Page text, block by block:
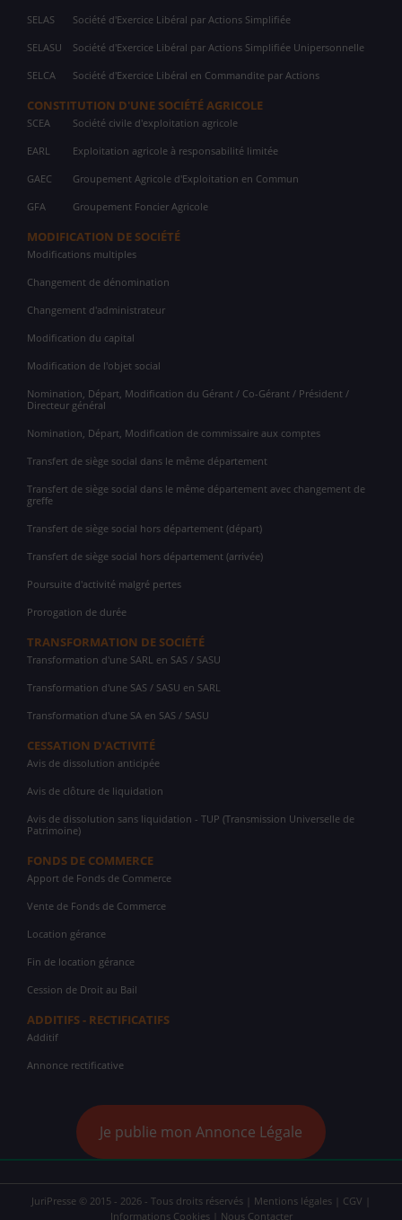
SELAS Société d'Exercice Libéral par Actions Simplifiée
SELASU Société d'Exercice Libéral par Actions Simplifiée Unipersonnelle
SELCA Société d'Exercice Libéral en Commandite par Actions
CONSTITUTION D'UNE SOCIÉTÉ AGRICOLE
SCEA Société civile d'exploitation agricole
EARL Exploitation agricole à responsabilité limitée
GAEC Groupement Agricole d'Exploitation en Commun
GFA Groupement Foncier Agricole
MODIFICATION DE SOCIÉTÉ
Modifications multiples
Changement de dénomination
Changement d'administrateur
Modification du capital
Modification de l'objet social
Nomination, Départ, Modification du Gérant / Co-Gérant / Président /
Directeur général
Nomination, Départ, Modification de commissaire aux comptes
Transfert de siège social dans le même département
Transfert de siège social dans le même département avec changement de
greffe
Transfert de siège social hors département (départ)
Transfert de siège social hors département (arrivée)
Poursuite d'activité malgré pertes
Prorogation de durée
TRANSFORMATION DE SOCIÉTÉ
Transformation d'une SARL en SAS / SASU
Transformation d'une SAS / SASU en SARL
Transformation d'une SA en SAS / SASU
CESSATION D'ACTIVITÉ
Avis de dissolution anticipée
Avis de clôture de liquidation
Avis de dissolution sans liquidation - TUP (Transmission Universelle de
Patrimoine)
FONDS DE COMMERCE
Apport de Fonds de Commerce
Vente de Fonds de Commerce
Location gérance
Fin de location gérance
Cession de Droit au Bail
ADDITIFS - RECTIFICATIFS
Additif
Annonce rectificative
Je publie mon Annonce Légale
JuriPresse © 2015 - 2026 - Tous droits réservés | Mentions légales CGV
Informations Cookies| Nous Contacter